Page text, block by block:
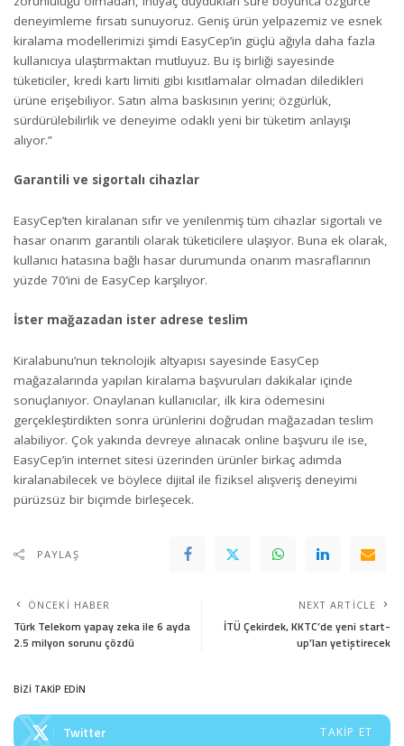
deneyimleme fırsatı sunuyoruz. Geniş ürün yelpazemiz ve esnek
kiralama modellerimizi şimdi EasyCep’in güçlü ağıyla daha fazla
kullanıcıya ulaştırmaktan mutluyuz. Bu iş birliği sayesinde
tüketiciler, kredi kartı limiti gibi kısıtlamalar olmadan diledikleri
ürüne erişebiliyor. Satın alma baskısının yerini; özgürlük,
sürdürülebilirlik ve deneyime odaklı yeni bir tüketim anlayışı
alıyor.”
Garantili ve sigortalı cihazlar
EasyCep’ten kiralanan sıfır ve yenilenmiş tüm cihazlar sigortalı ve
hasar onarım garantili olarak tüketicilere ulaşıyor. Buna ek olarak,
kullanıcı hatasına bağlı hasar durumunda onarım masraflarının
yüzde 70’ini de EasyCep karşılıyor.
İster mağazadan ister adrese teslim
Kiralabunu’nun teknolojik altyapısı sayesinde EasyCep
mağazalarında yapılan kiralama başvuruları dakikalar içinde
sonuçlanıyor. Onaylanan kullanıcılar, ilk kira ödemesini
gerçekleştirdikten sonra ürünlerini doğrudan mağazadan teslim
alabiliyor. Çok yakında devreye alınacak online başvuru ile ise,
EasyCep’in internet sitesi üzerinden ürünler birkaç adımda
kiralanabilecek ve böylece dijital ile fiziksel alışveriş deneyimi
pürüzsüz bir biçimde birleşecek.
PAYLAŞ
ÖNCEKI HABER
Türk Telekom yapay zeka ile 6 ayda
2.5 milyon sorunu çözdü
NEXT ARTICLE
İTÜ Çekirdek, KKTC’de yeni start-
up’ları yetiştirecek
BİZİ TAKİP EDİN
Twitter TAKIP ET